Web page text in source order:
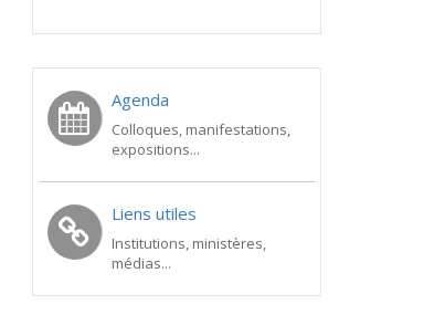
Agenda
Colloques, manifestations,
expositions...
Liens utiles
Institutions, ministères,
médias...